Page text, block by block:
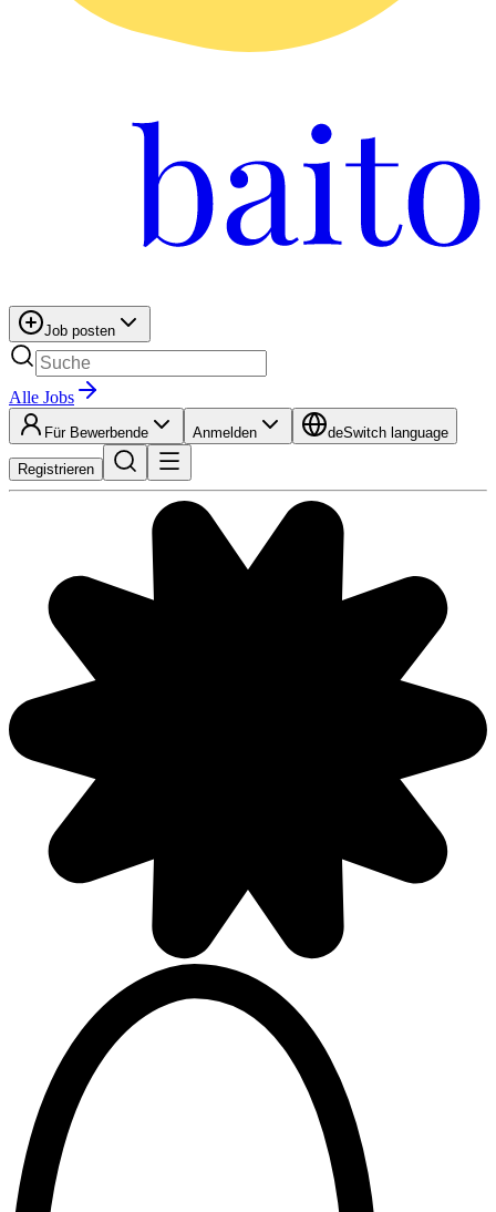
Job posten
Alle Jobs
Für Bewerbende Anmelden deSwitch language
Registrieren